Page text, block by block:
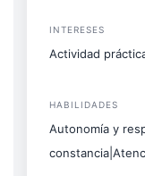
INTERESES
Actividad
HABILIDADES
Autonomía y